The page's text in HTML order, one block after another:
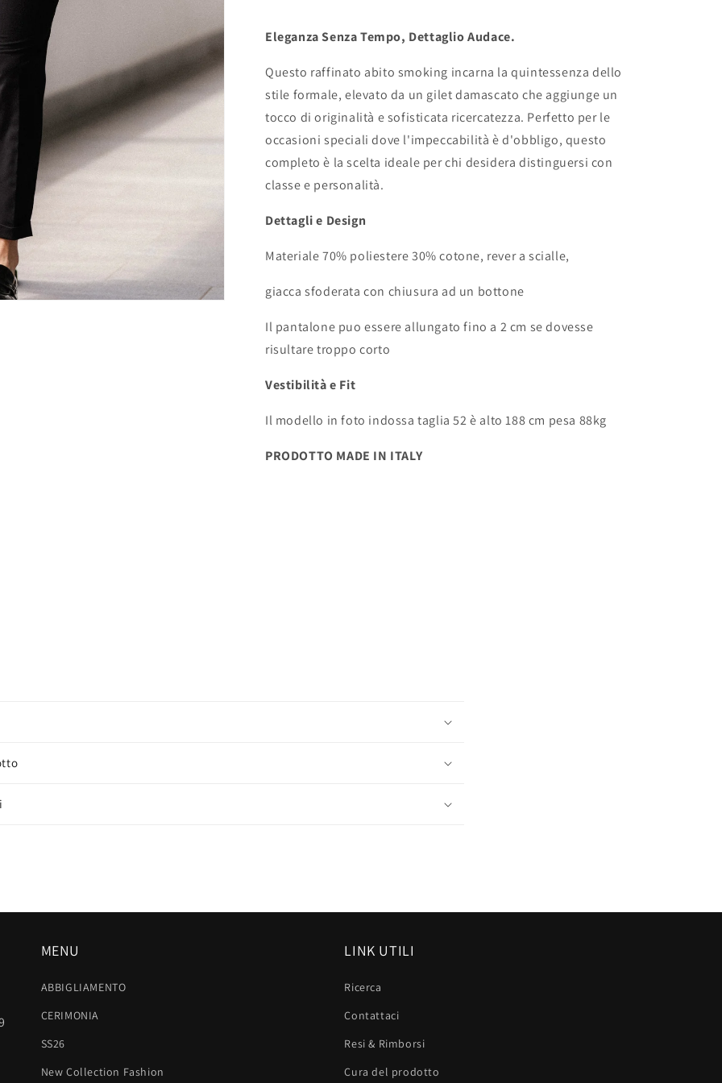
Eleganza Senza Tempo, Dettaglio Audace.
Questo raffinato abito smoking incarna la quintessenza dello
stile formale, elevato da un gilet damascato che aggiunge un
tocco di originalità e sofisticata ricercatezza. Perfetto per le
occasioni speciali dove l'impeccabilità è d'obbligo, questo
completo è la scelta ideale per chi desidera distinguersi con
classe e personalità.
Dettagli e Design
Materiale 70% poliestere 30% cotone, rever a scialle,
giacca sfoderata con chiusura ad un bottone
Il pantalone puo essere allungato fino a 2 cm se dovesse
risultare troppo corto
Vestibilità e Fit
Il modello in foto indossa taglia 52 è alto 188 cm pesa 88kg
PRODOTTO MADE IN ITALY
MENU
ABBIGLIAMENTO
CERIMONIA
SS26
New Collection Fashion
LINK UTILI
Ricerca
Contattaci
Resi & Rimborsi
Cura del prodotto